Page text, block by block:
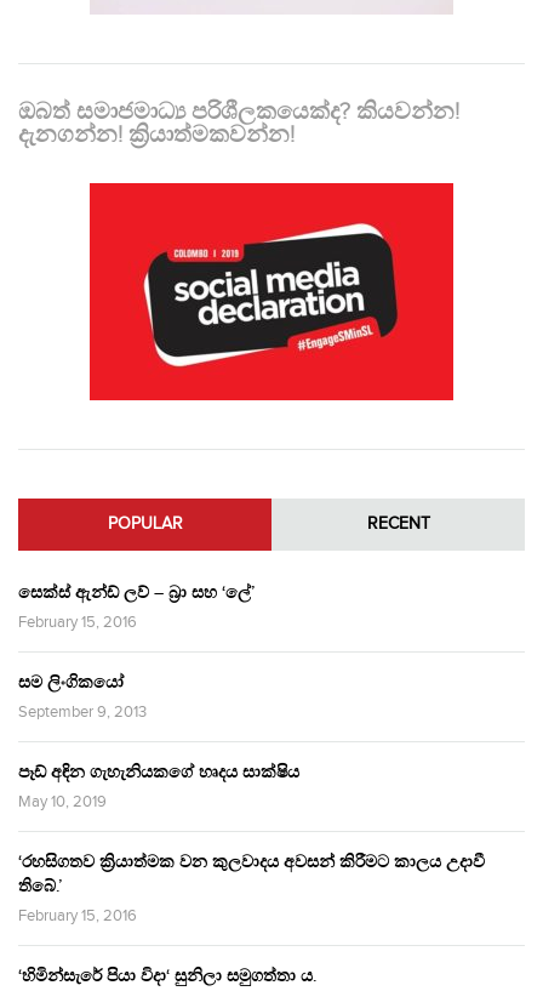
ඔබත් සමාජමාධ්‍ය පරිශීලකයෙක්ද? කියවන්න!
දැනගන්න! ක්‍රියාත්මකවන්න!
POPULAR RECENT
සෙක්ස් ඇන්ඩ් ලව් – බ්‍රා සහ ‘ලේ’
February 15, 2016
සම ලිංගිකයෝ
September 9, 2013
පෑඩ් අඳින ගැහැනියකගේ හෘදය සාක්ෂිය
May 10, 2019
‘රහසිගතව ක්‍රියාත්මක වන කුලවාදය අවසන් කිරීමට කාලය උදාවී
තිබේ.’
February 15, 2016
‘හිමින්සැරේ පියා විදා‘ සුනිලා සමුගත්තා ය.